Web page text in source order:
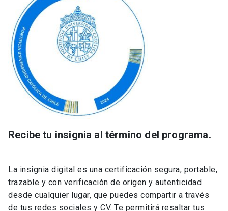
Recibe tu insignia al término del programa.
La insignia digital es una certificación segura, portable,
trazable y con verificación de origen y autenticidad
desde cualquier lugar, que puedes compartir a través
de tus redes sociales y CV. Te permitirá resaltar tus